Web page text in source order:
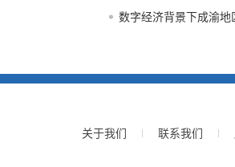
数字经济背景下成渝
关于我们 联系我们